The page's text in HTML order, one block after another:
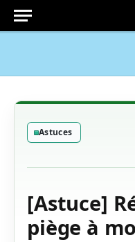
Astuces
[Astuce]
piège à